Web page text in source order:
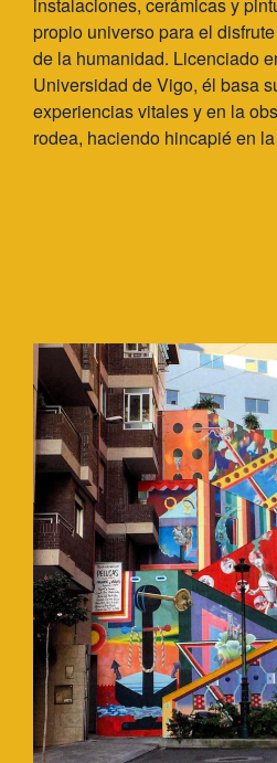
propio universo para el
de la humanidad. Licenciado
Universidad de Vigo, él basa
experiencias vitales y en la
rodea, haciendo hincapié en